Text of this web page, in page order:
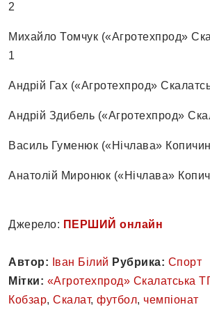
2
Михайло Томчук («Агротехпрод»
1
Андрій Гах («Агротехпрод»
Андрій Здибель («Агротехпрод»
Василь Гуменюк («Нічлава»
Анатолій Миронюк («Нічлава»
Джерело: ПЕРШИЙ онлайн
Автор: Іван Білий Рубрика: Спорт
Мітки: «Агротехпрод» Скалатська
Кобзар, Скалат, футбол, чемпіонат